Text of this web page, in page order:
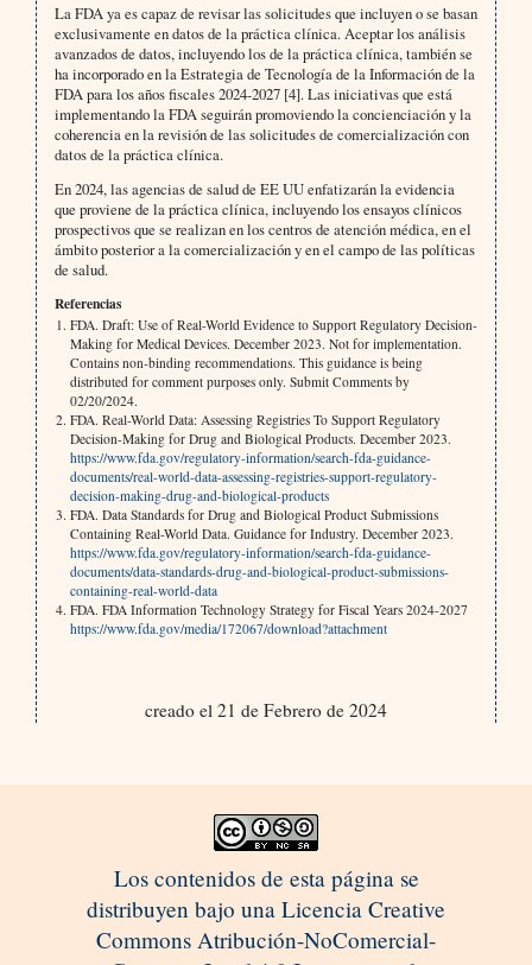
La FDA ya es capaz de revisar las solicitudes que incluyen o se basan
exclusivamente en datos de la práctica clínica. Aceptar los análisis
avanzados de datos, incluyendo los de la práctica clínica, también se
ha incorporado en la Estrategia de Tecnología de la Información de la
FDA para los años fiscales 2024-2027 [4]. Las iniciativas que está
implementando la FDA seguirán promoviendo la concienciación y la
coherencia en la revisión de las solicitudes de comercialización con
datos de la práctica clínica.
En 2024, las agencias de salud de EE UU enfatizarán la evidencia
que proviene de la práctica clínica, incluyendo los ensayos clínicos
prospectivos que se realizan en los centros de atención médica, en el
ámbito posterior a la comercialización y en el campo de las políticas
de salud.
Referencias
FDA. Draft: Use of Real-World Evidence to Support Regulatory Decision-
Making for Medical Devices. December 2023. Not for implementation.
Contains non-binding recommendations. This guidance is being
distributed for comment purposes only. Submit Comments by
02/20/2024.
FDA. Real-World Data: Assessing Registries To Support Regulatory
Decision-Making for Drug and Biological Products. December 2023.
https://www.fda.gov/regulatory-information/search-fda-guidance-
documents/real-world-data-assessing-registries-support-regulatory-
decision-making-drug-and-biological-products
FDA. Data Standards for Drug and Biological Product Submissions
Containing Real-World Data. Guidance for Industry. December 2023.
https://www.fda.gov/regulatory-information/search-fda-guidance-
documents/data-standards-drug-and-biological-product-submissions-
containing-real-world-data
FDA. FDA Information Technology Strategy for Fiscal Years 2024-2027
https://www.fda.gov/media/172067/download?attachment
creado el 21 de Febrero de 2024
Los contenidos de esta página se
distribuyen bajo una Licencia Creative
Commons Atribución-NoComercial-